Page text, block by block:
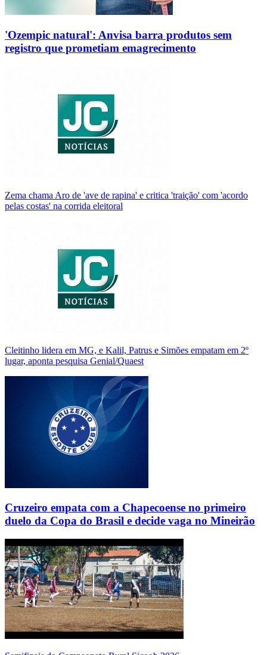
'Ozempic natural': Anvisa barra produtos sem
registro que prometiam emagrecimento
Zema chama Aro de 'ave de rapina' e critica 'traição' com 'acordo
pelas costas' na corrida eleitoral
Cleitinho lidera em MG, e Kalil, Patrus e Simões empatam em 2º
lugar, aponta pesquisa Genial/Quaest
Cruzeiro empata com a Chapecoense no primeiro
duelo da Copa do Brasil e decide vaga no Mineirão